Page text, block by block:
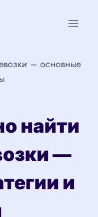
– основные
найти
—
и